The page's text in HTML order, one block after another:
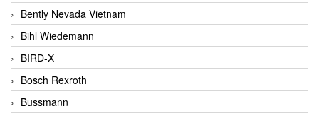
Bently Nevada Vietnam
Bihl Wiedemann
BIRD-X
Bosch Rexroth
Bussmann